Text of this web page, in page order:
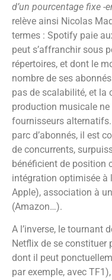
d’un pourcentage fixe -
relève ainsi Nicolas
termes : Spotify paie
peut s’affranchir sous
répertoires, et dont le
nombre de ses
pas de scalabilité, et la
production musicale
fournisseurs
parc d’abonnés, il est
de concurrents,
bénéficient de position
intégration optimisée à
Apple), association à
(Amazon…).
A l’inverse, le tournant
Netflix de se constituer
dont il peut
par exemple, avec